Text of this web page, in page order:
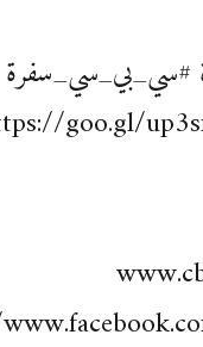
#سي_بي_سي_سفرة